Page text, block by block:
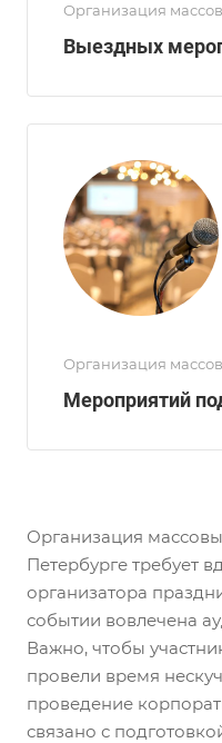
Организация
Выездных
Организация
Мероприятий
Организация
Петербурге требует
организатора
событии вовлечена
Важно, чтобы
провели время
проведение
связано с